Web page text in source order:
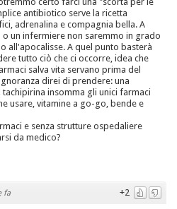
antibiotico serve la ricetta
adrenalina e compagnia bella. A
un infermiere non saremmo in grado
all'apocalisse. A quel punto basterà
tutto ciò che ci occorre, idea che
salva vita servano prima del
direi di prendere: una
insomma gli unici farmaci
usare, vitamine a go-go, bende e
e senza strutture ospedaliere
da medico?
+2
fa